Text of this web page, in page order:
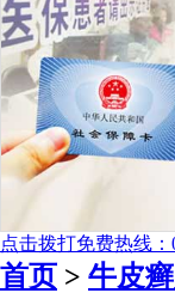
点击拨打免费热线：
首页 > 牛皮